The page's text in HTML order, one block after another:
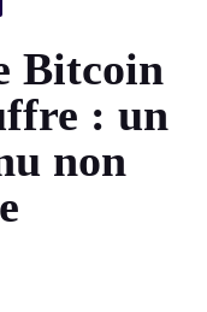
Bitcoin
: un
non